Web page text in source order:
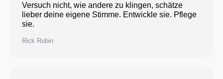
Versuch nicht, wie andere zu klingen, schätze
lieber deine eigene Stimme. Entwickle sie. Pflege
sie.
Rick Rubin